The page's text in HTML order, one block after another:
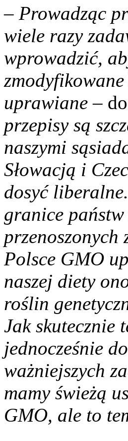
– Prowadząc
wiele razy
wprowadzić,
uprawiane –
przepisy są
naszymi
Słowacją i
dosyć
granice
Polsce GMO
naszej diety
roślin
Jak skutecznie
jednocześnie
ważniejszych
mamy świeżą
GMO, ale to